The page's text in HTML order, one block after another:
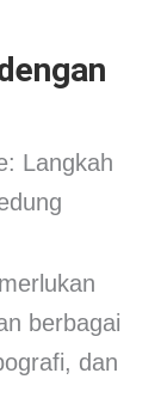
berbagai
dan